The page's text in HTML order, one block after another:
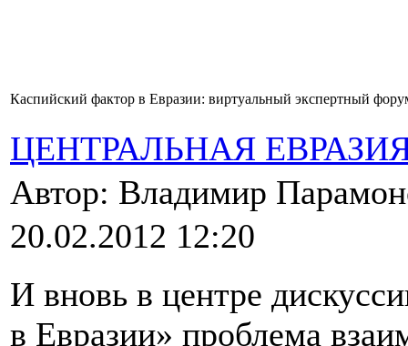
Каспийский фактор в Евразии: виртуальный экспертный
ЦЕНТРАЛЬНАЯ
Автор: Владимир
20.02.2012 12:20
И вновь в центре
в Евразии» проблема